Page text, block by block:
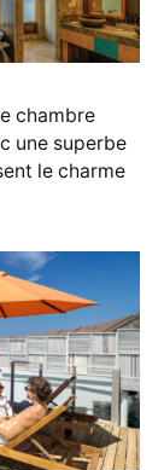
chambre
une superbe
le charme